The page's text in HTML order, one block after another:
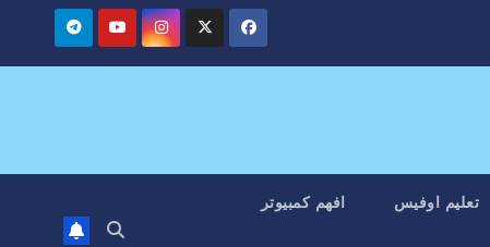
تعليم اوفيس افهم كمبيوتر